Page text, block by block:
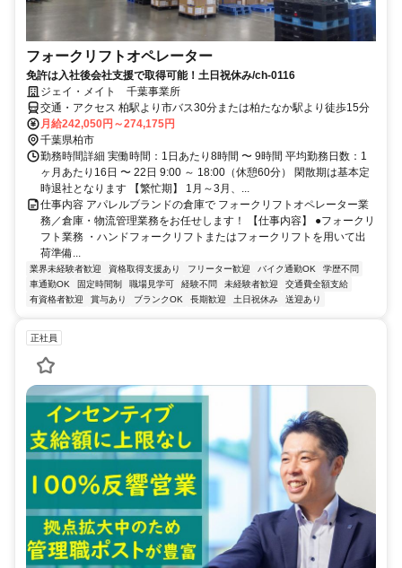
フォークリフトオペレーター
免許は入社後会社支援で取得可能！土日祝休み/ch-0116
ジェイ・メイト 千葉事業所
交通・アクセス 柏駅より市バス30分または柏たなか駅より徒歩15分
月給242,050円～274,175円
千葉県柏市
勤務時間詳細 実働時間：1日あたり8時間 〜 9時間 平均勤務日数：1
ヶ月あたり16日 〜 22日 9:00 ～ 18:00（休憩60分） 閑散期は基本定
時退社となります 【繁忙期】 1月～3月、...
仕事内容 アパレルブランドの倉庫で フォークリフトオペレーター業
務／倉庫・物流管理業務をお任せします！ 【仕事内容】 ●フォークリ
フト業務 ・ハンドフォークリフトまたはフォークリフトを用いて出
荷準備...
業界未経験者歓迎 資格取得支援あり フリーター歓迎 バイク通勤OK
学歴不問
車通勤OK
固定時間制 職場見学可 経験不問 未経験者歓迎
交通費全額支給
有資格者歓迎
賞与あり ブランクOK 長期歓迎 土日祝休み 送迎あり
正社員